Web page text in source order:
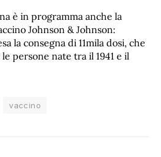
è in programma anche la
Johnson & Johnson:
la consegna di 11mila dosi, che
persone nate tra il 1941 e il
vaccino